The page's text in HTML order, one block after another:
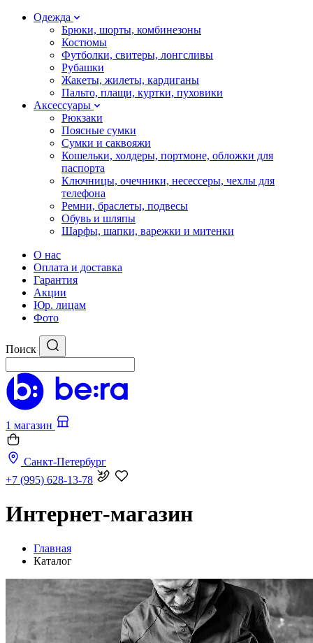
Одежда
Брюки, шорты, комбинезоны
Костюмы
Футболки, свитеры, лонгсливы
Рубашки
Жакеты, жилеты, кардиганы
Пальто, плащи, куртки, пуховики
Аксессуары
Рюкзаки
Поясные сумки
Сумки и саквояжи
Кошельки, холдеры, портмоне, обложки для
паспорта
Ключницы, очечники, несессеры, чехлы для
телефона
Ремни, браслеты, подвесы
Обувь и шляпы
Шарфы, шапки, варежки и митенки
О нас
Оплата и доставка
Гарантия
Акции
Юр. лицам
Фото
Поиск
1 магазин
Санкт-Петербург
+7 (995) 628-13-78
Интернет-магазин
Главная
Каталог